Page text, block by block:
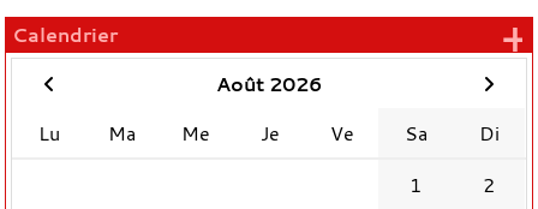
Calendrier
Août 2026
Lu
Ma Me Je Ve Sa
Di
1
2